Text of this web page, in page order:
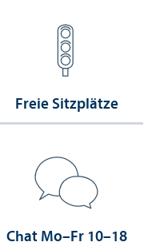
Freie Sitzplätze
Chat Mo–Fr 10–18